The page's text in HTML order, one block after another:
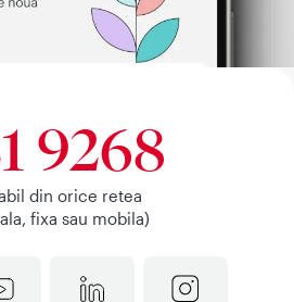
9268
din orice retea
fixa sau mobila)